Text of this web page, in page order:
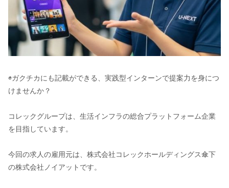
◉ガクチカにも記載ができる、実践型インターンで提案力を身につ
けませんか？
コレックグループは、生活インフラの総合プラットフォーム企業
を目指しています。
今回の求人の雇用元は、株式会社コレックホールディングス傘下
の株式会社ノイアットです。